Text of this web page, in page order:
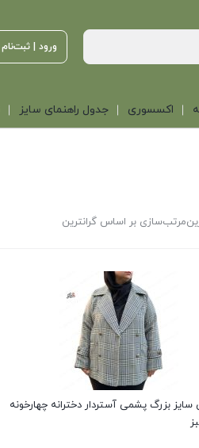
ورود | ثبت‌نام
اکسسوری جدول راهنمای سایز
مرتب‌سازی بر اساس گرانترین
سایز بزرگ پشمی آستردار دخترانه چهارخونه